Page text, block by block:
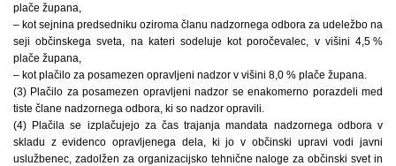
plače župana,
– kot sejnina predsedniku oziroma članu nadzornega odbora za udeležbo na
seji občinskega sveta, na kateri sodeluje kot poročevalec, v višini 4,5 %
plače župana,
– kot plačilo za posamezen opravljeni nadzor v višini 8,0 % plače župana.
(3) Plačilo za posamezen opravljeni nadzor se enakomerno porazdeli med
tiste člane nadzornega odbora, ki so nadzor opravili.
(4) Plačila se izplačujejo za čas trajanja mandata nadzornega odbora v
skladu z evidenco opravljenega dela, ki jo v občinski upravi vodi javni
uslužbenec, zadolžen za organizacijsko tehnične naloge za občinski svet in